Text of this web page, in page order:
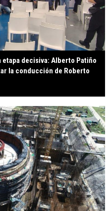
etapa decisiva: Alberto Patiño
la conducción de Roberto